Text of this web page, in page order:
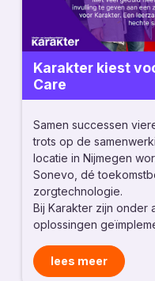
Karakter kiest
Care
Samen successen
trots op de
locatie in Nijmegen
Sonevo, dé
zorgtechnologie.
Bij Karakter zijn onder
oplossingen
lees meer